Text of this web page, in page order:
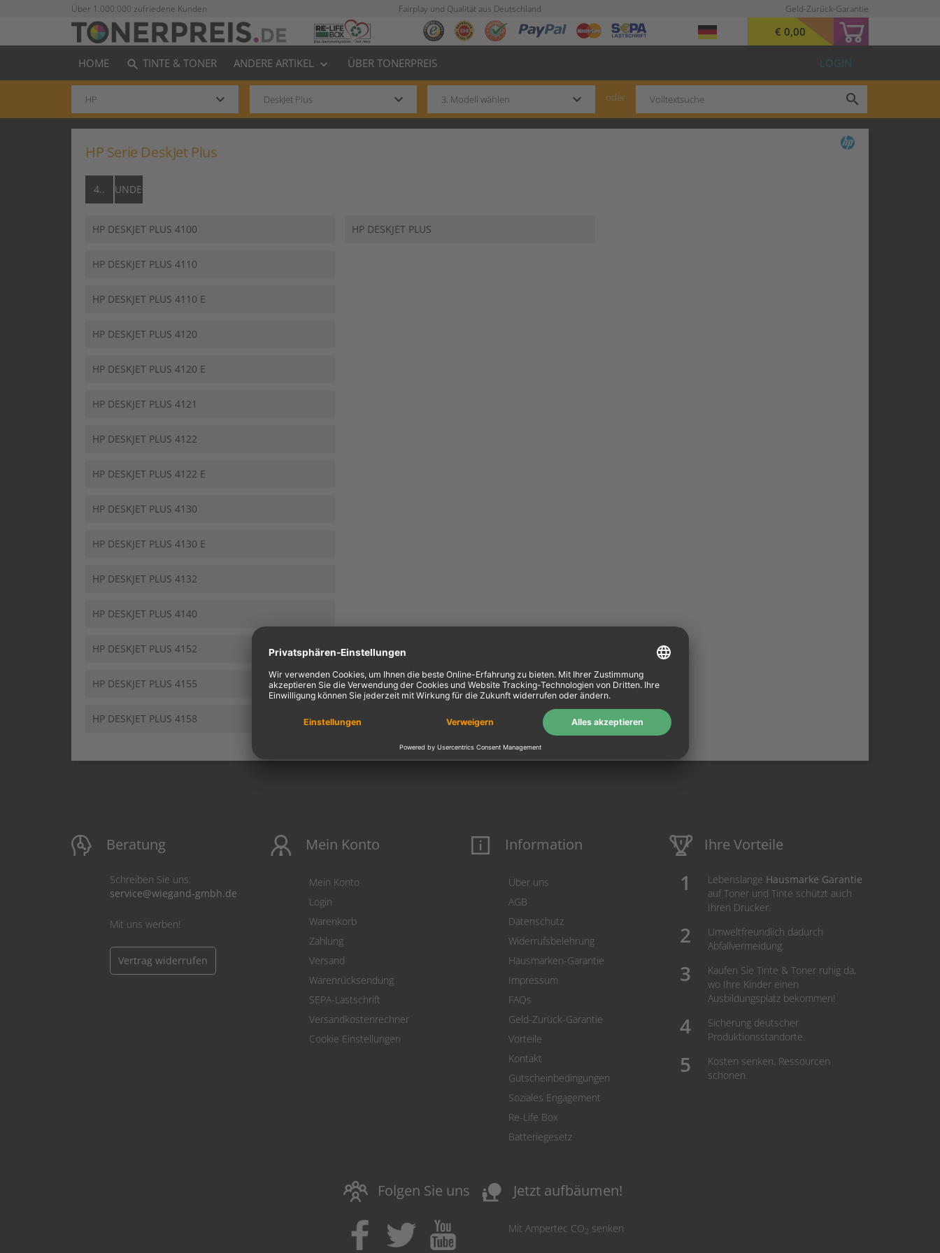
Über 1.000.000 zufriedene Kunden Fairplay und Qualität aus Deutschland Geld-Zurück-Garantie
€ 0,00
HOME search TINTE & TONER ANDERE ARTIKEL keyboard_arrow_down ÜBER TONERPREIS LOGIN
keyboard_arrow_down keyboard_arrow_down keyboard_arrow_down oder search
HP Serie DeskJet Plus
4.. UNDEFINED..
HP DESKJET PLUS 4100
HP DESKJET PLUS 4110
HP DESKJET PLUS 4110 E
HP DESKJET PLUS 4120
HP DESKJET PLUS 4120 E
HP DESKJET PLUS 4121
HP DESKJET PLUS 4122
HP DESKJET PLUS 4122 E
HP DESKJET PLUS 4130
HP DESKJET PLUS 4130 E
HP DESKJET PLUS 4132
HP DESKJET PLUS 4140
HP DESKJET PLUS 4152
HP DESKJET PLUS 4155
HP DESKJET PLUS 4158
HP DESKJET PLUS
Beratung
Schreiben Sie uns:
service@wiegand-gmbh.de
Mit uns werben!
Vertrag widerrufen
Mein Konto
Mein Konto
Login
Warenkorb
Zahlung
Versand
Warenrücksendung
SEPA-Lastschrift
Versandkostenrechner
Cookie Einstellungen
Information
Über uns
AGB
Datenschutz
Widerrufsbelehrung
Hausmarken-Garantie
Impressum
FAQs
Geld-Zurück-Garantie
Vorteile
Kontakt
Gutscheinbedingungen
Soziales Engagement
Re-Life Box
Batteriegesetz
Ihre Vorteile
Lebenslange Hausmarke Garantie
auf Toner und Tinte schützt auch
Ihren Drucker.
Umweltfreundlich dadurch
Abfallvermeidung.
Kaufen Sie Tinte & Toner ruhig da,
wo Ihre Kinder einen
Ausbildungsplatz bekommen!
Sicherung deutscher
Produktionsstandorte.
Kosten senken, Ressourcen
schonen.
Folgen Sie uns nature_people Jetzt aufbäumen!
Mit Ampertec CO2 senken